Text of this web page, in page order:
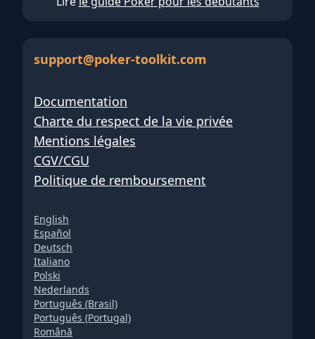
support@poker-toolkit.com
Documentation
Charte du respect de la vie privée
Mentions légales
CGV/CGU
Politique de remboursement
English
Español
Deutsch
Italiano
Polski
Nederlands
Português (Brasil)
Português (Portugal)
Română